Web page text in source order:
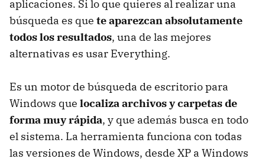
aplicaciones. Si lo que quieres al realizar una
búsqueda es que te aparezcan absolutamente
todos los resultados, una de las mejores
alternativas es usar Everything.
Es un motor de búsqueda de escritorio para
Windows que localiza archivos y carpetas de
forma muy rápida, y que además busca en todo
el sistema. La herramienta funciona con todas
las versiones de Windows, desde XP a Windows